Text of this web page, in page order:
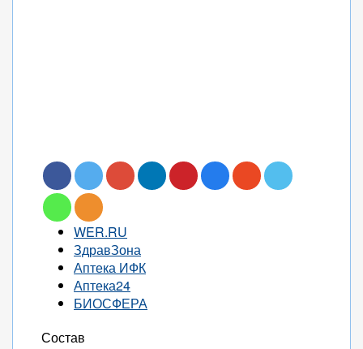
WER.RU
ЗдравЗона
Аптека ИФК
Аптека24
БИОСФЕРА
Состав